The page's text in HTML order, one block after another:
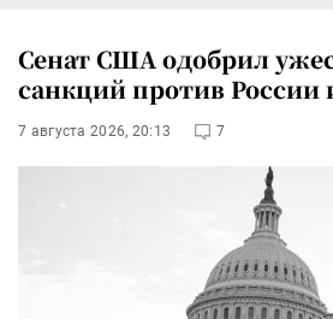
Сенат США одобрил
санкций против России
7 августа 2026, 20:13 7